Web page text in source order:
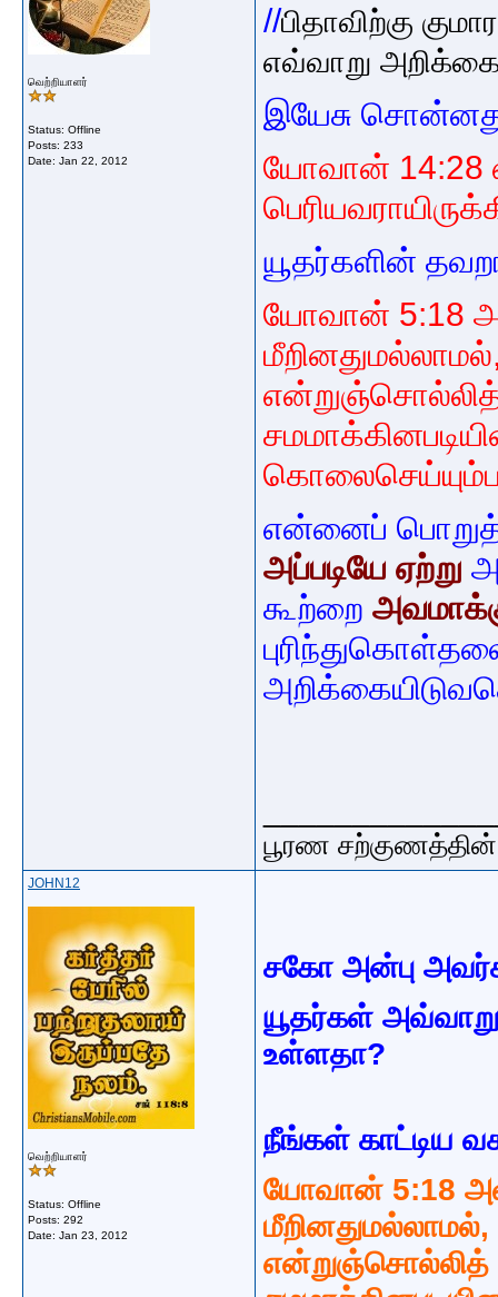
வெற்றியாளர்
Status: Offline
Posts: 233
Date: Jan 22, 2012
//பிதாவிற்கு
எவ்வாறு
இயேசு
யோவான் 14:28
யூதர்களின்
யோவான் 5:18
என்னைப்
அப்படியே ஏற்று
கூற்றை
பூரண
JOHN12
வெற்றியாளர்
Status: Offline
Posts: 292
Date: Jan 23, 2012
சகோ அன்பு
யூதர்கள்
உள்ளதா?
நீங்கள் காட்டிய
யோவான் 5:18
என்றுஞ்சொல்லித்